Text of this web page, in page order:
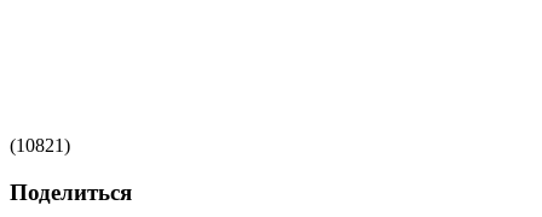
(10821)
Поделиться